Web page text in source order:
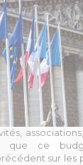
que ce
sur les